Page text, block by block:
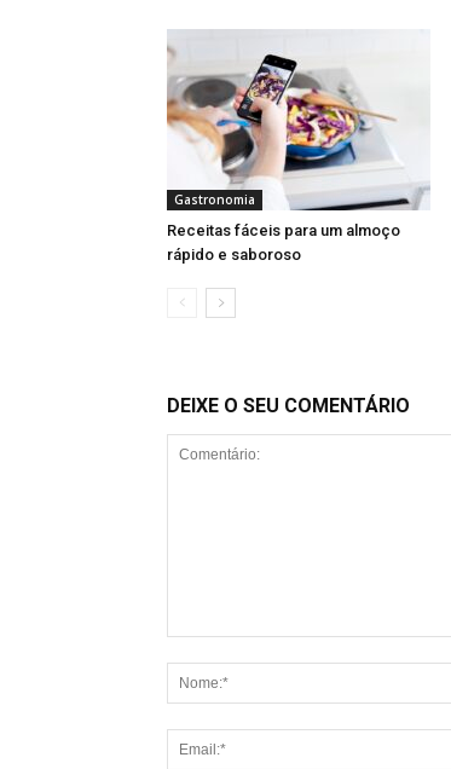
Gastronomia
Receitas fáceis para um almoço
rápido e saboroso
DEIXE O SEU COMENTÁRIO